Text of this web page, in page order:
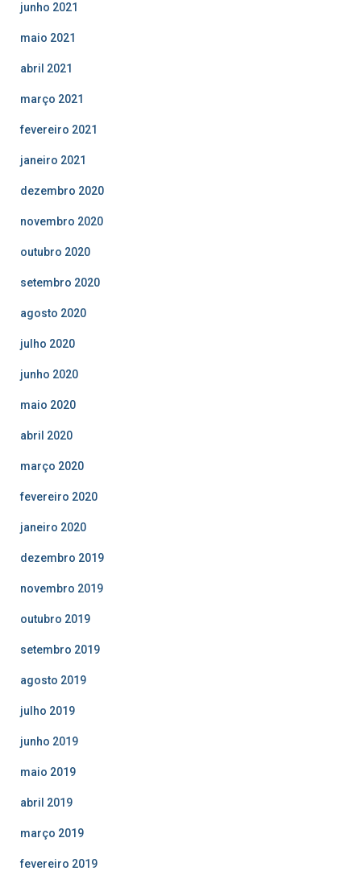
junho 2021
maio 2021
abril 2021
março 2021
fevereiro 2021
janeiro 2021
dezembro 2020
novembro 2020
outubro 2020
setembro 2020
agosto 2020
julho 2020
junho 2020
maio 2020
abril 2020
março 2020
fevereiro 2020
janeiro 2020
dezembro 2019
novembro 2019
outubro 2019
setembro 2019
agosto 2019
julho 2019
junho 2019
maio 2019
abril 2019
março 2019
fevereiro 2019